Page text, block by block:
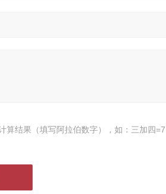
算结果（填写阿拉伯数字），如：三加四=7